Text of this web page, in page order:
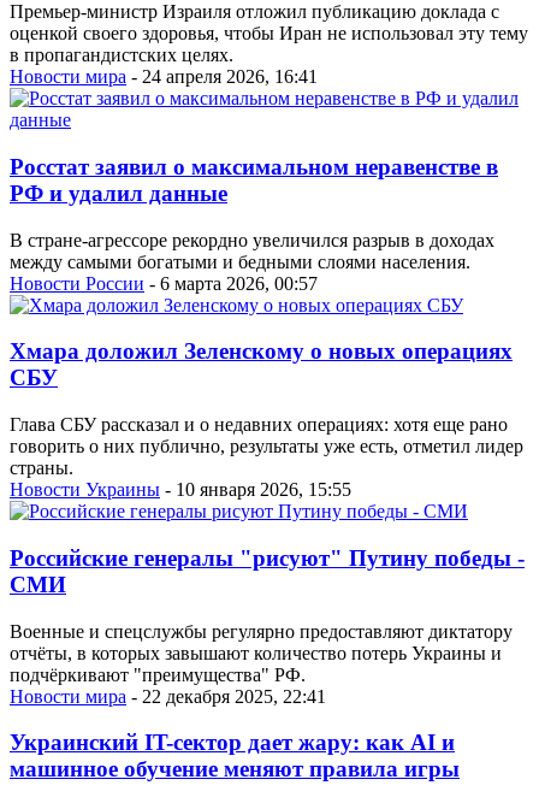
Премьер-министр Израиля отложил публикацию доклада с
оценкой своего здоровья, чтобы Иран не использовал эту тему
в пропагандистских целях.
Новости мира - 24 апреля 2026, 16:41
Росстат заявил о максимальном неравенстве в
РФ и удалил данные
В стране-агрессоре рекордно увеличился разрыв в доходах
между самыми богатыми и бедными слоями населения.
Новости России - 6 марта 2026, 00:57
Хмара доложил Зеленскому о новых операциях
СБУ
Глава СБУ рассказал и о недавних операциях: хотя еще рано
говорить о них публично, результаты уже есть, отметил лидер
страны.
Новости Украины - 10 января 2026, 15:55
Российские генералы "рисуют" Путину победы -
СМИ
Военные и спецслужбы регулярно предоставляют диктатору
отчёты, в которых завышают количество потерь Украины и
подчёркивают "преимущества" РФ.
Новости мира - 22 декабря 2025, 22:41
Украинский IT-сектор дает жару: как AI и
машинное обучение меняют правила игры